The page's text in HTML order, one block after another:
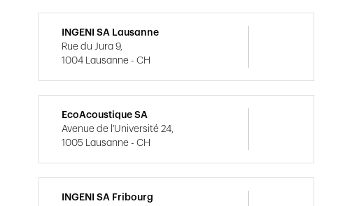
INGENI SA Lausanne
Rue du Jura 9,
1004 Lausanne - CH
EcoAcoustique SA
Avenue de l'Université 24,
1005 Lausanne - CH
INGENI SA Fribourg